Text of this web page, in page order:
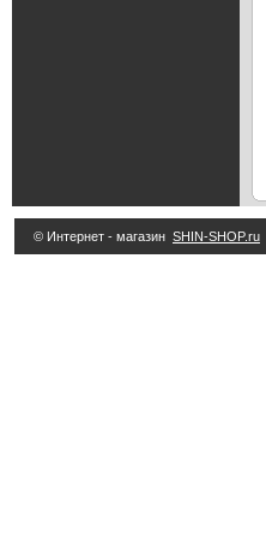
© Интернет - магазин SHIN-SHOP.ru